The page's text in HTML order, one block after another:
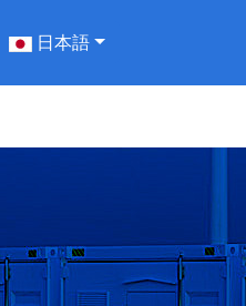
日本語